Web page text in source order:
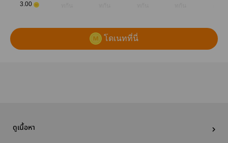
3.00
โดเนทที่นี่
ดูเนื้อหา